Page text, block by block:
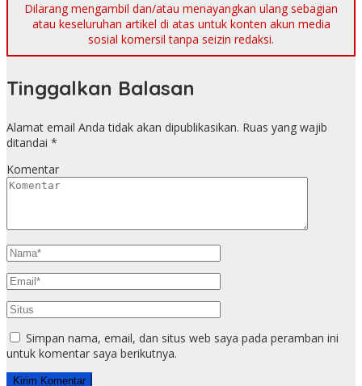
Dilarang mengambil dan/atau menayangkan ulang sebagian
atau keseluruhan artikel di atas untuk konten akun media
sosial komersil tanpa seizin redaksi.
Tinggalkan Balasan
Alamat email Anda tidak akan dipublikasikan. Ruas yang wajib
ditandai *
Komentar
Simpan nama, email, dan situs web saya pada peramban ini
untuk komentar saya berikutnya.